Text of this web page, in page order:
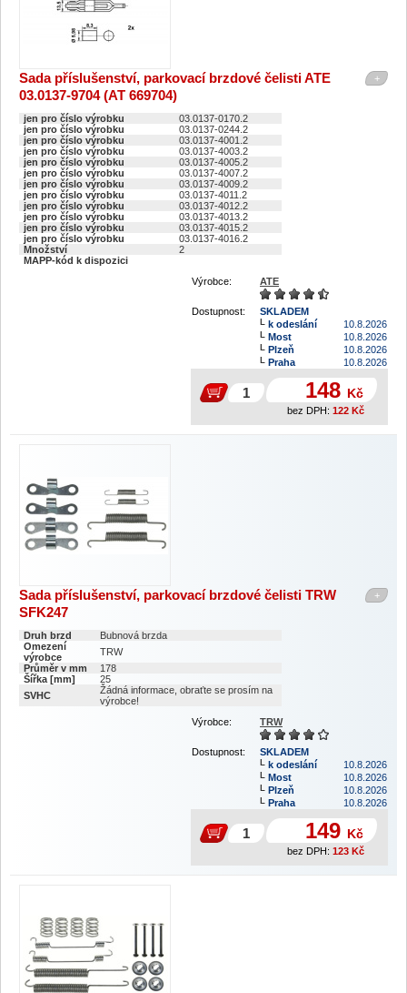
+
Sada příslušenství, parkovací brzdové čelisti ATE
03.0137-9704 (AT 669704)
jen pro číslo výrobku
03.0137-0170.2
jen pro číslo výrobku
03.0137-0244.2
jen pro číslo výrobku
03.0137-4001.2
jen pro číslo výrobku
03.0137-4003.2
jen pro číslo výrobku
03.0137-4005.2
jen pro číslo výrobku
03.0137-4007.2
jen pro číslo výrobku
03.0137-4009.2
jen pro číslo výrobku
03.0137-4011.2
jen pro číslo výrobku
03.0137-4012.2
jen pro číslo výrobku
03.0137-4013.2
jen pro číslo výrobku
03.0137-4015.2
jen pro číslo výrobku
03.0137-4016.2
Množství
2
MAPP-kód k dispozici
Výrobce:
ATE
Dostupnost:
SKLADEM
k odeslání
10.8.2026
Most
10.8.2026
Plzeň
10.8.2026
Praha
10.8.2026
148 Kč
bez DPH: 122 Kč
+
Sada příslušenství, parkovací brzdové čelisti TRW
SFK247
Druh brzd
Bubnová brzda
Omezení
výrobce
TRW
Průměr v mm
178
Šířka [mm]
25
SVHC
Žádná informace, obraťte se prosím na
výrobce!
Výrobce:
TRW
Dostupnost:
SKLADEM
k odeslání
10.8.2026
Most
10.8.2026
Plzeň
10.8.2026
Praha
10.8.2026
149 Kč
bez DPH: 123 Kč